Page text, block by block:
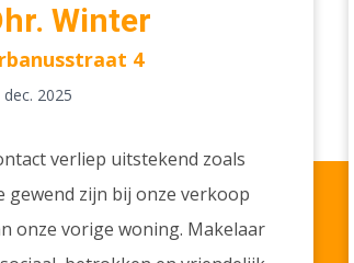
Winter
4
dec. 2025
verliep uitstekend zoals
gewend zijn bij onze verkoop
onze vorige woning. Makelaar